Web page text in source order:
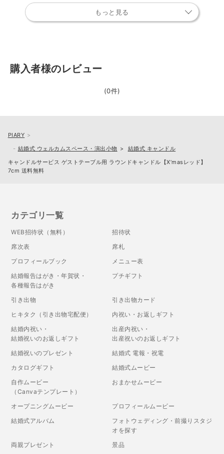
もっと見る
購入者様のレビュー
(0件)
PIARY
結婚式 ウェルカムスペース・演出小物
結婚式 キャンドル
キャンドルサービス ゲストテーブル用 ラウンドキャンドル【X’masレッド】
7cm 送料無料
カテゴリ一覧
WEB招待状（無料）
招待状
席次表
席札
プロフィールブック
メニュー表
結婚報告はがき・年賀状・
各種報告はがき
プチギフト
引き出物
引き出物カード
ヒキタク（引き出物宅配便）
内祝い・お返しギフト
結婚内祝い・
結婚祝いのお返しギフト
出産内祝い・
出産祝いのお返しギフト
結婚祝いのプレゼント
結婚式 電報・祝電
カタログギフト
結婚式ムービー
自作ムービー
（Canvaテンプレート）
おまかせムービー
オープニングムービー
プロフィールムービー
結婚式アルバム
フォトウェディング・前撮りスタジ
オを探す
両親プレゼント
景品